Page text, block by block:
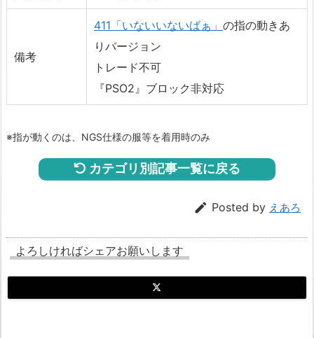
備考
411「いないいないばぁ」 の指の動きあ
りバージョン
トレード不可
『PSO2』ブロック非対応
※指が動くのは、NGS仕様の服等を着用時のみ
カテゴリ別記事一覧に戻る
 Posted by えあろ
よろしければシェアお願いします